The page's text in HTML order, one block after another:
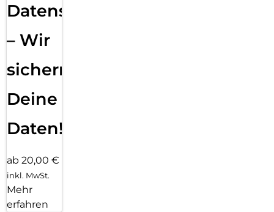
Datensicherung
– Wir
sichern
Deine
Daten!
ab 20,00 €
inkl. MwSt.
Mehr
erfahren